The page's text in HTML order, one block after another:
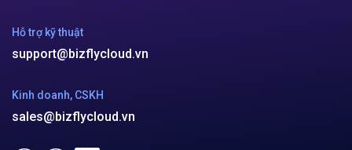
Hỗ trợ kỹ thuật
support@bizflycloud.vn
Kinh doanh, CSKH
sales@bizflycloud.vn